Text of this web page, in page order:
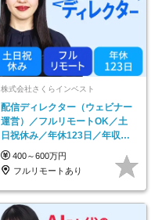
株式会社さくらインベスト
配信ディレクター（ウェビナー
運営）／フルリモートOK／土
日祝休み／年休123日／年収
600万円可
400～600万円
フルリモートあり